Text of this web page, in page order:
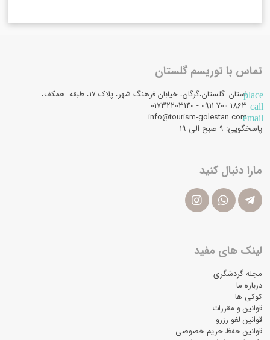
تماس با توریسم گلستان
placeاستان: گلستان،گرگان، خیابان فرهنگ شهر، پلاک 17، طبقه: همکف،
call
email
info@tourism-golestan.com
پاسخگویی: ۹ صبح الی 19
مارا دنبال کنید
لینک های مفید
مجله گردشگری
درباره ما
کوکی ها
قوانین و مقررات
قوانین لغو رزرو
قوانین حفظ حریم خصوصی